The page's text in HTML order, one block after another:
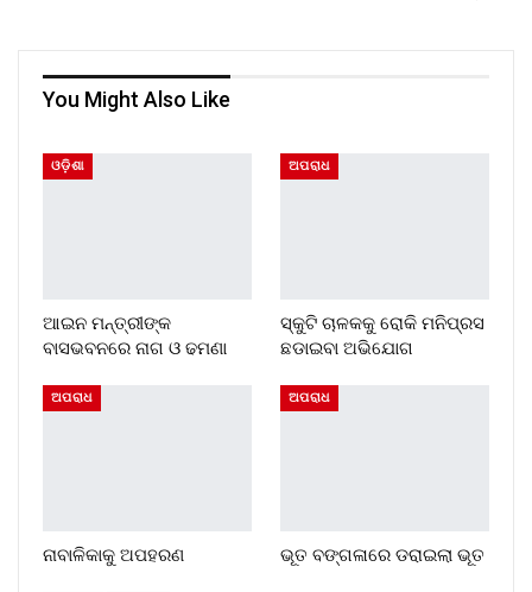
You Might Also Like
ଓଡ଼ିଶା
ଆଇନ ମନ୍ତ୍ରୀଙ୍କ
ବାସଭବନରେ ନାଗ ଓ ଢମଣା
ଅପରାଧ
ସ୍କୁଟି ଚାଳକକୁ ରୋକି ମନିପ୍ରସ
ଛଡାଇବା ଅଭିଯୋଗ
ଅପରାଧ
ନାବାଳିକାକୁ ଅପହରଣ
ଅପରାଧ
ଭୂତ ବଙ୍ଗଳାରେ ଡରାଇଲା ଭୂତ